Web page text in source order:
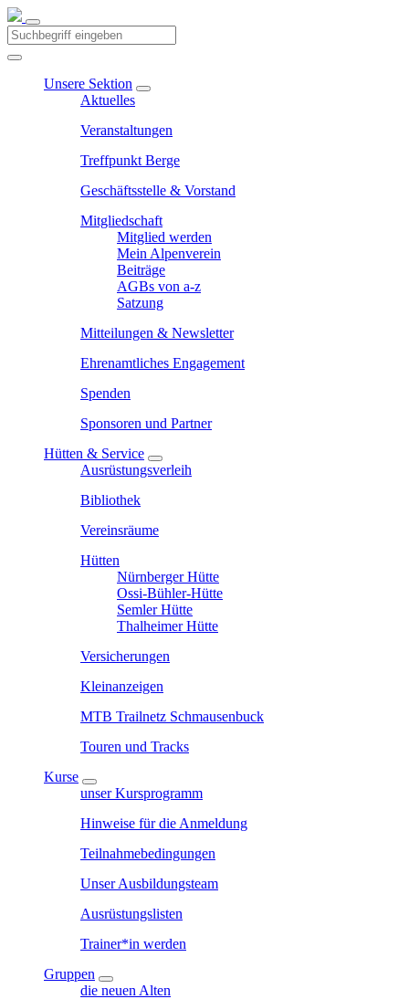
Unsere Sektion
Aktuelles
Veranstaltungen
Treffpunkt Berge
Geschäftsstelle & Vorstand
Mitgliedschaft
Mitglied werden
Mein Alpenverein
Beiträge
AGBs von a-z
Satzung
Mitteilungen & Newsletter
Ehrenamtliches Engagement
Spenden
Sponsoren und Partner
Hütten & Service
Ausrüstungsverleih
Bibliothek
Vereinsräume
Hütten
Nürnberger Hütte
Ossi-Bühler-Hütte
Semler Hütte
Thalheimer Hütte
Versicherungen
Kleinanzeigen
MTB Trailnetz Schmausenbuck
Touren und Tracks
Kurse
unser Kursprogramm
Hinweise für die Anmeldung
Teilnahmebedingungen
Unser Ausbildungsteam
Ausrüstungslisten
Trainer*in werden
Gruppen
die neuen Alten